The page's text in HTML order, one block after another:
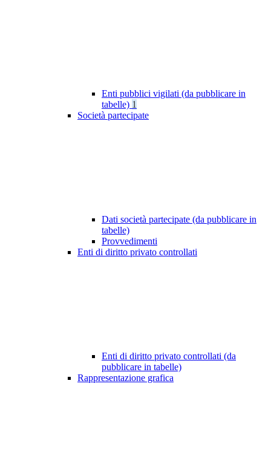
Enti pubblici vigilati (da pubblicare in
tabelle) 1
Società partecipate
Dati società partecipate (da pubblicare in
tabelle)
Provvedimenti
Enti di diritto privato controllati
Enti di diritto privato controllati (da
pubblicare in tabelle)
Rappresentazione grafica